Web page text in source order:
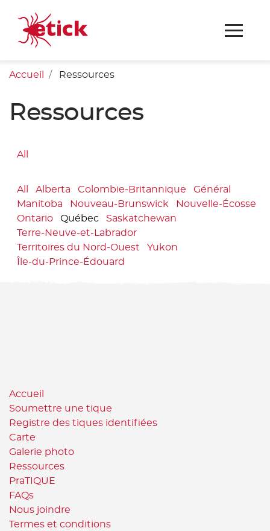
Accueil Ressources
Ressources
All
All Alberta Colombie-Britannique
Général
Manitoba
Nouveau-Brunswick
Nouvelle-Écosse
Ontario
Québec
Saskatchewan
Terre-Neuve-et-Labrador
Territoires du Nord-Ouest
Yukon
Île-du-Prince-Édouard
Accueil
Soumettre une tique
Registre des tiques identifiées
Carte
Galerie photo
Ressources
PraTIQUE
FAQs
Nous joindre
Termes et conditions